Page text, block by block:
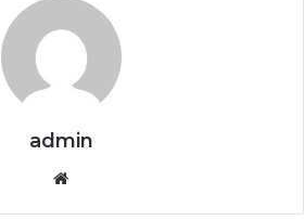
admin